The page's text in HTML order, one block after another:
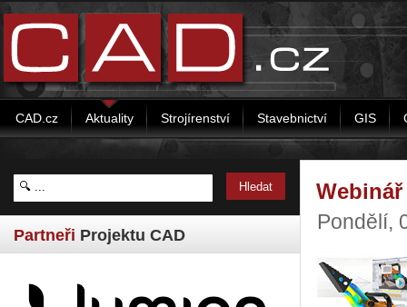
CAD.cz Aktuality Strojírenství Stavebnictví GIS
Partneři Projektu CAD
Pondělí,